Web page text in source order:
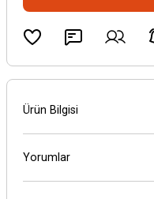
Ürün Bilgisi
Yorumlar